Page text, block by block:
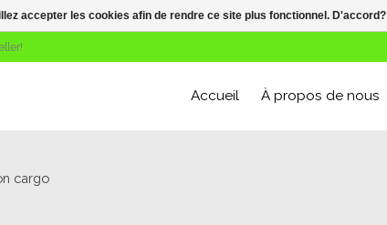
Accueil À propos de nous
cargo
accepter les cookies afin de rendre ce site plus fonctionnel. D'accord?